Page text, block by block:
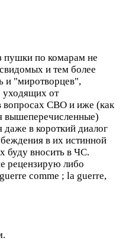
пушки по комарам не
и тем более
и "миротворцев",
уходящих от
вопросах СВО и иже (как
вышеперечисленные)
даже в короткий диалог
в их истинной
буду вносить в ЧС.
рецензирую либо
comme ; la guerre,